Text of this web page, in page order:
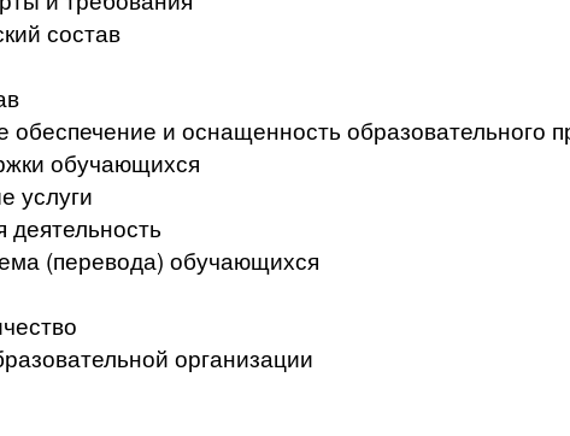
состав
обеспечение и оснащенность образовательного
обучающихся
услуги
деятельность
(перевода) обучающихся
организации